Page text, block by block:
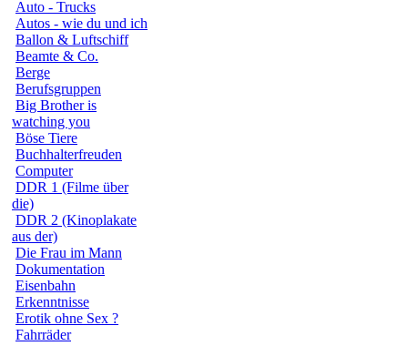
Auto - Trucks
Autos - wie du und ich
Ballon & Luftschiff
Beamte & Co.
Berge
Berufsgruppen
Big Brother is
watching you
Böse Tiere
Buchhalterfreuden
Computer
DDR 1 (Filme über
die)
DDR 2 (Kinoplakate
aus der)
Die Frau im Mann
Dokumentation
Eisenbahn
Erkenntnisse
Erotik ohne Sex ?
Fahrräder